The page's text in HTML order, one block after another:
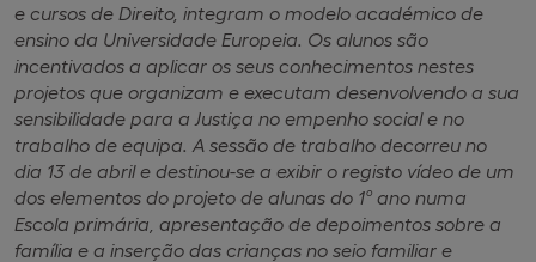
e cursos de Direito, integram o modelo académico de
ensino da Universidade Europeia. Os alunos são
incentivados a aplicar os seus conhecimentos nestes
projetos que organizam e executam desenvolvendo a sua
sensibilidade para a Justiça no empenho social e no
trabalho de equipa. A sessão de trabalho decorreu no
dia 13 de abril e destinou-se a exibir o registo vídeo de um
dos elementos do projeto de alunas do 1º ano numa
Escola primária, apresentação de depoimentos sobre a
família e a inserção das crianças no seio familiar e